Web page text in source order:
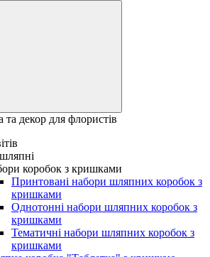
та декор для флористів
коробок з кришками
Принтовані набори шляпних коробок з
кришками
Однотонні набори шляпних коробок з
кришками
Тематичні набори шляпних коробок з
кришками